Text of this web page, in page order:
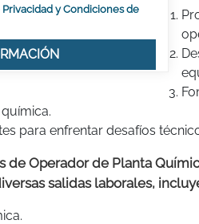
Privacidad y Condiciones de
para enfrentar desafíos
de Operador de Planta
salidas laborales,